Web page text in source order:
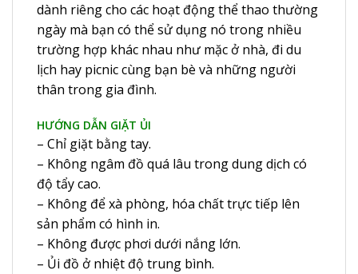
dành riêng cho các hoạt động thể thao thường
ngày mà bạn có thể sử dụng nó trong nhiều
trường hợp khác nhau như mặc ở nhà, đi du
lịch hay picnic cùng bạn bè và những người
thân trong gia đình.
HƯỚNG DẪN GIẶT ỦI
– Chỉ giặt bằng tay.
– Không ngâm đồ quá lâu trong dung dịch có
độ tẩy cao.
– Không để xà phòng, hóa chất trực tiếp lên
sản phẩm có hình in.
– Không được phơi dưới nắng lớn.
– Ủi đồ ở nhiệt độ trung bình.